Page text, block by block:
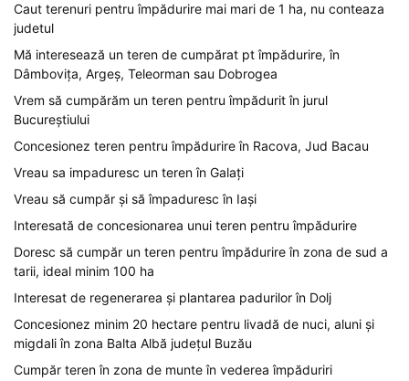
Caut terenuri pentru împădurire mai mari de 1 ha, nu conteaza
judetul
Mă interesează un teren de cumpărat pt împădurire, în
Dâmbovița, Argeș, Teleorman sau Dobrogea
Vrem să cumpărăm un teren pentru împădurit în jurul
Bucureștiului
Concesionez teren pentru împădurire în Racova, Jud Bacau
Vreau sa impaduresc un teren în Galați
Vreau să cumpăr și să împaduresc în Iași
Interesată de concesionarea unui teren pentru împădurire
Doresc să cumpăr un teren pentru împădurire în zona de sud a
tarii, ideal minim 100 ha
Interesat de regenerarea și plantarea padurilor în Dolj
Concesionez minim 20 hectare pentru livadă de nuci, aluni și
migdali în zona Balta Albă județul Buzău
Cumpăr teren în zona de munte în vederea împăduriri